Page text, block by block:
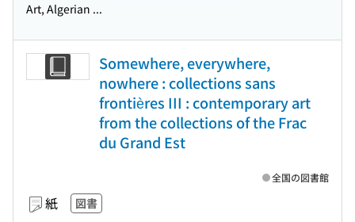
Art, Algerian ...
Somewhere, everywhere,
nowhere : collections sans
frontières III : contemporary art
from the collections of the Frac
du Grand Est
紙 図書
全国の図書館